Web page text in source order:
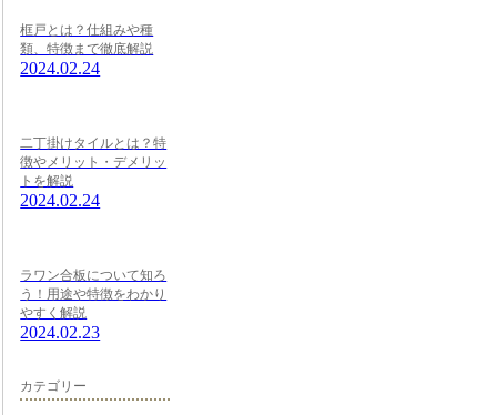
框戸とは？仕組みや種
類、特徴まで徹底解説
2024.02.24
二丁掛けタイルとは？特
徴やメリット・デメリッ
トを解説
2024.02.24
ラワン合板について知ろ
う！用途や特徴をわかり
やすく解説
2024.02.23
カテゴリー